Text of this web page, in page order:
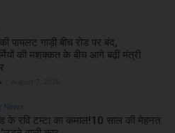
पायलट गाड़ी बीच रोड पर बंद,
की मशक्कत के बीच आगे बढ़ीं मंत्री
News
के रवि टम्टा का कमाल!10 साल की मेहनत